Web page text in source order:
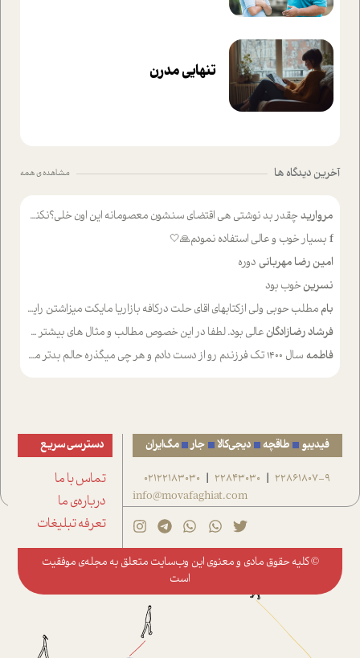
تنهایی مدرن
آخرین دیدگاه ها مشاهده ی همه
مروارید چقدر بد نوشتی هی اقتضای سنشون معصومانه این اون خلی؟نکنه تا چهل سالگی پوشکت میکردن و شیر میخوردی که به اینا میگی کودک
f بسیار خوب و عالی استفاده نمودم🙏🤍
امین رضا مهربانی دوره
نسرینخوب بود
بام مطلب حوبی ولی ازکتابهای اقای حلت درکافه بازاریا مایکت میزاشتن رایگان خوب بود ولی هرکدام خلاصه شده ش تومجله از طریق سایت هم خوبه اینکه درزیر اخرصفحه گذاشته شده خب ادم خبره میره نصب میکنه میخونه ولی هرکسی گوشیش ظرفیتش نداره باتشکر
فرشاد رضازادگان عالی بود. لطفا در این خصوص مطالب و مثال های بیشتر ی ارایه دهید
فاطمه سال ۱۴۰۰ تک فرزندم رو از دست دادم و هر چی میگذره حالم بدتر میشه و دلتنگتر تنایی رو ترجیح دادم و معاشرت برام سخت شده
فیدیبو طاقچه دیجی‌کالا جار مگ‌ایران
22861807-9
|
22843030
|
02122183030
info@movafaghiat.com
دسترسی سریع
تماس با ما
درباره‌ی ما
تعرفه تبلیغات
© کلیه حقوق مادی و معنوی این وب‌سایت متعلق به مجله‌ی موفقیت
است